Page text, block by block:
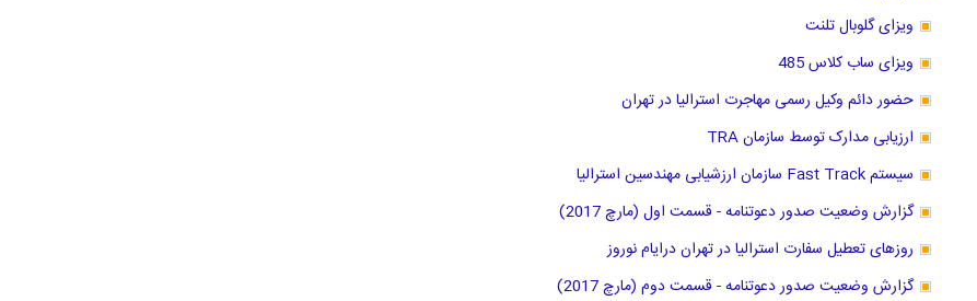
ویزای گلوبال تلنت
ویزای ساب کلاس 485
حضور دائم وکیل رسمی مهاجرت استرالیا در تهران
ارزیابی مدارک توسط سازمان TRA
سیستم Fast Track سازمان ارزشیابی مهندسین استرالیا
گزارش وضعیت صدور دعوتنامه - قسمت اول (مارچ 2017)
روزهای تعطیل سفارت استرالیا در تهران درایام نوروز
گزارش وضعیت صدور دعوتنامه - قسمت دوم (مارچ 2017)